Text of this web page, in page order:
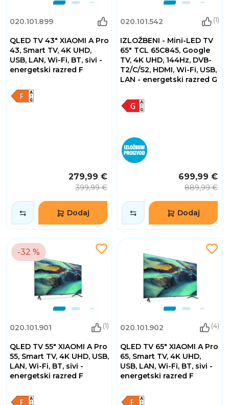
020.101.899
QLED TV 43" XIAOMI A Pro
43, Smart TV, 4K UHD,
USB, LAN, Wi-Fi, BT, sivi -
energetski razred F
279,99 €
399,99 €
Dodaj
020.101.542 (1)
IZLOŽBENI - Mini-LED TV
65" TCL 65C845, Google
TV, 4K UHD, 144Hz, DVB-
T2/C/S2, HDMI, Wi-Fi, USB,
LAN - energetski razred G
699,99 €
889,99 €
Dodaj
-32 %
020.101.901 (1)
QLED TV 55" XIAOMI A Pro
55, Smart TV, 4K UHD, USB,
LAN, Wi-Fi, BT, sivi -
energetski razred F
020.101.902 (4)
QLED TV 65" XIAOMI A Pro
65, Smart TV, 4K UHD,
USB, LAN, Wi-Fi, BT, sivi -
energetski razred F